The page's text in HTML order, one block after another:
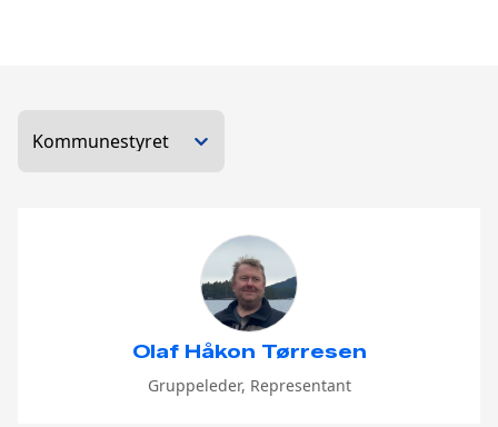
Olaf Håkon Tørresen
Gruppeleder, Representant